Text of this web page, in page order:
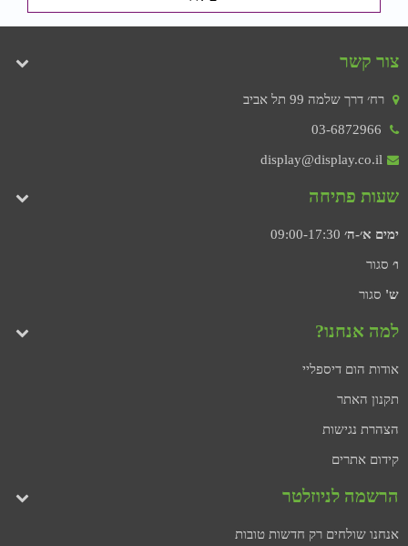
צור קשר
רח׳ דרך שלמה 99 תל אביב
03-6872966
display@display.co.il
שעות פתיחה
ימים א׳-ה׳
ו׳ סגור
ש' סגור
למה אנחנו?
אודות הום דיספליי
תקנון האתר
הצהרת נגישות
קידום אתרים
הרשמה לניוזלטר
אנחנו שולחים רק חדשות טובות